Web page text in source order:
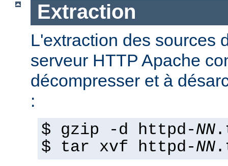
Extraction
L'extraction des sources
serveur HTTP Apache
décompresser et à
:
$ gzip -d httpd-NN
$ tar xvf httpd-NN